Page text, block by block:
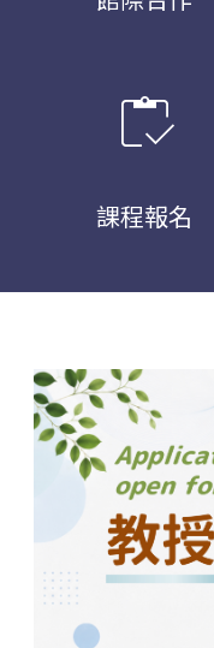
inventory
課程報名